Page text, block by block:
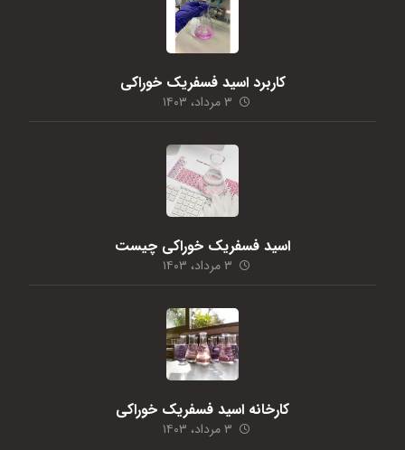
کاربرد اسید فسفریک خوراکی
۳ مرداد، ۱۴۰۳
اسید فسفریک خوراکی چیست
۳ مرداد، ۱۴۰۳
کارخانه اسید فسفریک خوراکی
۳ مرداد، ۱۴۰۳